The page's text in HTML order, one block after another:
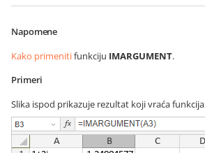
Napomene
Kako primenitifunkciju IMARGUMENT.
Primeri
Slika ispod prikazuje rezultat koji vraća funkcija